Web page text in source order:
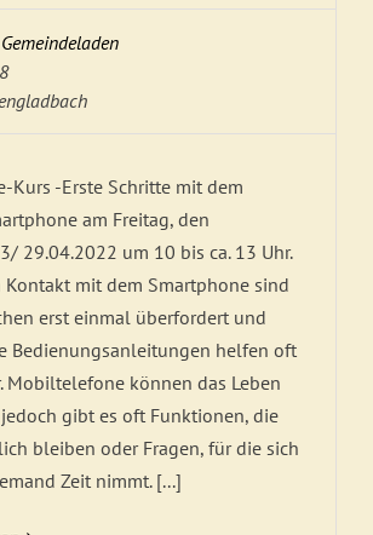
Kurs -Erste Schritte mit dem
am Freitag, den
29.04.2022 um 10 bis ca. 13 Uhr.
Kontakt mit dem Smartphone sind
erst einmal überfordert und
Bedienungsanleitungen helfen oft
Mobiltelefone können das Leben
gibt es oft Funktionen, die
bleiben oder Fragen, für die sich
Zeit nimmt. [...]